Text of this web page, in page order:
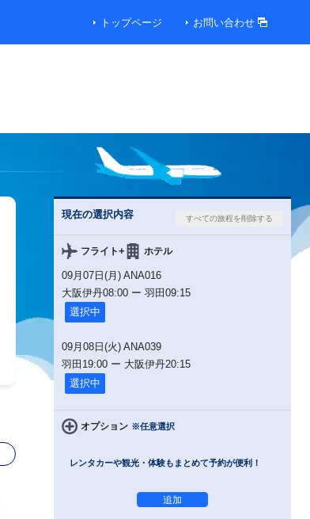
トップページ お問い合わせ
現在の選択内容
フライト+ ホテル
09月07日(月) ANA016
大阪伊丹08:00 ー 羽田 09:15
選択中
09月08日(火) ANA039
羽田 19:00 ー 大阪伊丹20:15
選択中
オプション ※任意選択
レンタカーや観光・体験もまとめて予約が便利！